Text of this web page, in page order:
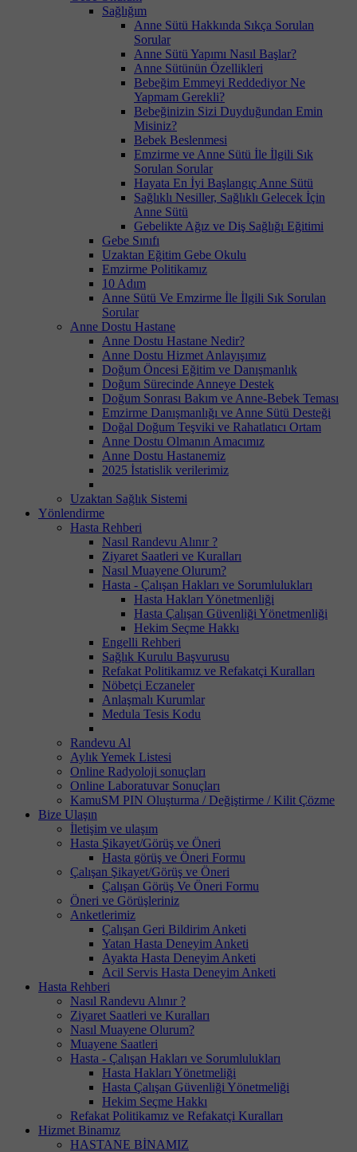
Sağlığım
Anne Sütü Hakkında Sıkça Sorulan
Sorular
Anne Sütü Yapımı Nasıl Başlar?
Anne Sütünün Özellikleri
Bebeğim Emmeyi Reddediyor Ne
Yapmam Gerekli?
Bebeğinizin Sizi Duyduğundan Emin
Misiniz?
Bebek Beslenmesi
Emzirme ve Anne Sütü İle İlgili Sık
Sorulan Sorular
Hayata En İyi Başlangıç Anne Sütü
Sağlıklı Nesiller, Sağlıklı Gelecek İçin
Anne Sütü
Gebelikte Ağız ve Diş Sağlığı Eğitimi
Gebe Sınıfı
Uzaktan Eğitim Gebe Okulu
Emzirme Politikamız
10 Adım
Anne Sütü Ve Emzirme İle İlgili Sık Sorulan
Sorular
Anne Dostu Hastane
Anne Dostu Hastane Nedir?
Anne Dostu Hizmet Anlayışımız
Doğum Öncesi Eğitim ve Danışmanlık
Doğum Sürecinde Anneye Destek
Doğum Sonrası Bakım ve Anne-Bebek Teması
Emzirme Danışmanlığı ve Anne Sütü Desteği
Doğal Doğum Teşviki ve Rahatlatıcı Ortam
Anne Dostu Olmanın Amacımız
Anne Dostu Hastanemiz
2025 İstatislik verilerimiz
Uzaktan Sağlık Sistemi
Yönlendirme
Hasta Rehberi
Nasıl Randevu Alınır ?
Ziyaret Saatleri ve Kuralları
Nasıl Muayene Olurum?
Hasta - Çalışan Hakları ve Sorumlulukları
Hasta Hakları Yönetmenliği
Hasta Çalışan Güvenliği Yönetmenliği
Hekim Seçme Hakkı
Engelli Rehberi
Sağlık Kurulu Başvurusu
Refakat Politikamız ve Refakatçi Kuralları
Nöbetçi Eczaneler
Anlaşmalı Kurumlar
Medula Tesis Kodu
Randevu Al
Aylık Yemek Listesi
Online Radyoloji sonuçları
Online Laboratuvar Sonuçları
KamuSM PIN Oluşturma / Değiştirme / Kilit Çözme
Bize Ulaşın
İletişim ve ulaşım
Hasta Şikayet/Görüş ve Öneri
Hasta görüş ve Öneri Formu
Çalışan Şikayet/Görüş ve Öneri
Çalışan Görüş Ve Öneri Formu
Öneri ve Görüşleriniz
Anketlerimiz
Çalışan Geri Bildirim Anketi
Yatan Hasta Deneyim Anketi
Ayakta Hasta Deneyim Anketi
Acil Servis Hasta Deneyim Anketi
Hasta Rehberi
Nasıl Randevu Alınır ?
Ziyaret Saatleri ve Kuralları
Nasıl Muayene Olurum?
Muayene Saatleri
Hasta - Çalışan Hakları ve Sorumlulukları
Hasta Hakları Yönetmeliği
Hasta Çalışan Güvenliği Yönetmeliği
Hekim Seçme Hakkı
Refakat Politikamız ve Refakatçi Kuralları
Hizmet Binamız
HASTANE BİNAMIZ